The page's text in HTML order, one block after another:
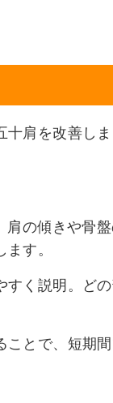
肩を改善しま
肩の傾きや骨
す。
すく説明。ど
ことで、短期